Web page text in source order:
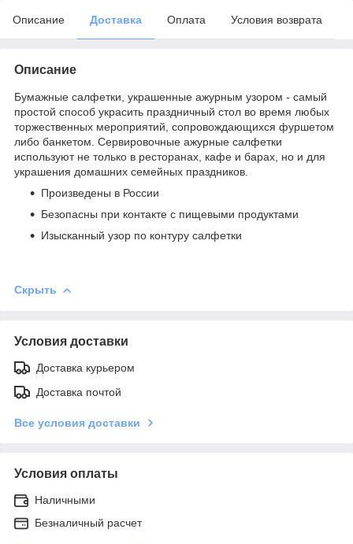
Описание Доставка Оплата Условия возврата
Описание
Бумажные салфетки, украшенные ажурным узором - самый
простой способ украсить праздничный стол во время любых
торжественных мероприятий, сопровождающихся фуршетом
либо банкетом. Сервировочные ажурные салфетки
используют не только в ресторанах, кафе и барах, но и для
украшения домашних семейных праздников.
Произведены в России
Безопасны при контакте с пищевыми продуктами
Изысканный узор по контуру салфетки
Скрыть
Условия доставки
Доставка курьером
Доставка почтой
Все условия доставки
Условия оплаты
Наличными
Безналичный расчет